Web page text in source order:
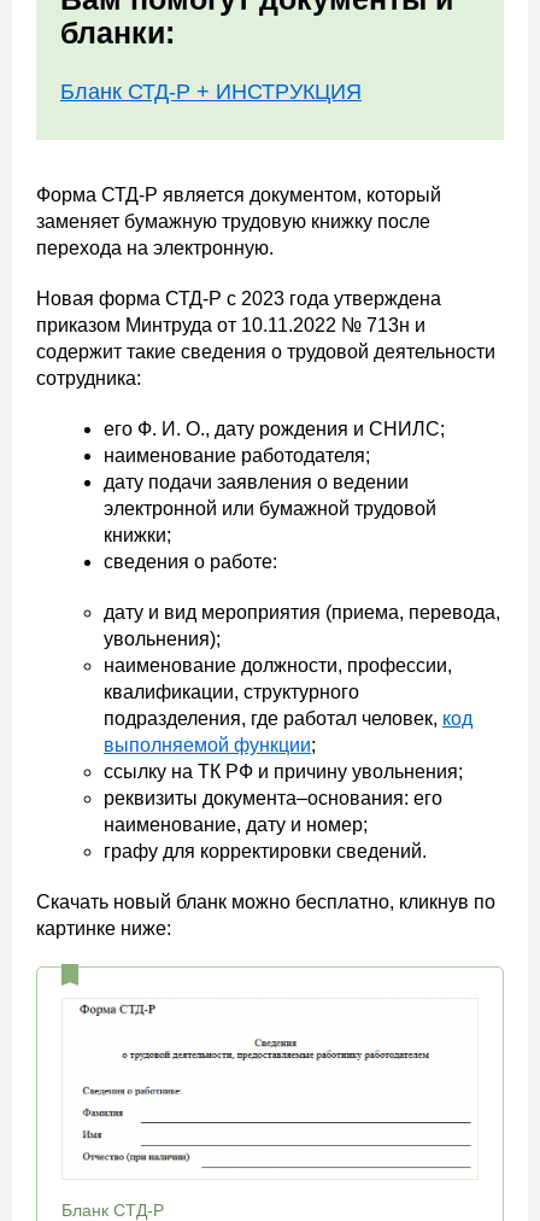
бланки:
Бланк СТД-Р + ИНСТРУКЦИЯ
Форма СТД-Р является документом, который
заменяет бумажную трудовую книжку после
перехода на электронную.
Новая форма СТД-Р с 2023 года утверждена
приказом Минтруда от 10.11.2022 № 713н и
содержит такие сведения о трудовой деятельности
сотрудника:
его Ф. И. О., дату рождения и СНИЛС;
наименование работодателя;
дату подачи заявления о ведении
электронной или бумажной трудовой
книжки;
сведения о работе:
дату и вид мероприятия (приема, перевода,
увольнения);
наименование должности, профессии,
квалификации, структурного
подразделения, где работал человек, код
выполняемой функции;
ссылку на ТК РФ и причину увольнения;
реквизиты документа–основания: его
наименование, дату и номер;
графу для корректировки сведений.
Скачать новый бланк можно бесплатно, кликнув по
картинке ниже:
Бланк СТД-Р